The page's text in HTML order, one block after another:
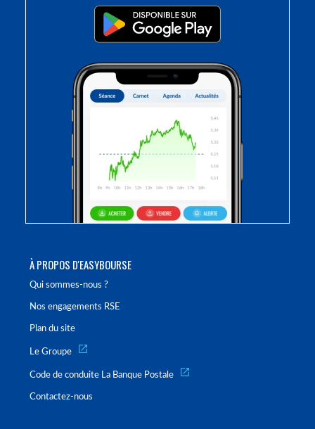
À PROPOS D'EASYBOURSE
Qui sommes-nous ?
Nos engagements RSE
Plan du site
Le Groupe
Code de conduite La Banque Postale
Contactez-nous